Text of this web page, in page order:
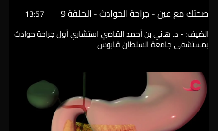
صحتك مع عين - جراحة الحوادث - الحلقة 9
13:57
الضيف: - د. هاني بن أحمد القاضي استشاري أول جراحة حوادث
بمستشفى جامعة السلطان قابوس